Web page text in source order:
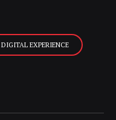
DIGITAL EXPERIENCE